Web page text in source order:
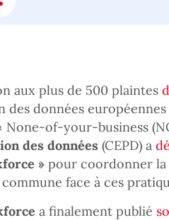
aux plus de 500 plaintes
des données
None-of-your-business
des données (CEPD) a
» pour coordonner la
face à ces
a finalement publié